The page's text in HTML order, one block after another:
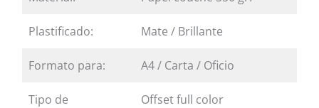
Plastificado: Mate / Brillante
Formato para: A4 / Carta / Oficio
Tipo de
Offset full color